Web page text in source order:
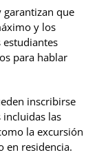
garantizan que
y los
estudiantes
para hablar
inscribirse
incluidas las
la excursión
en residencia.